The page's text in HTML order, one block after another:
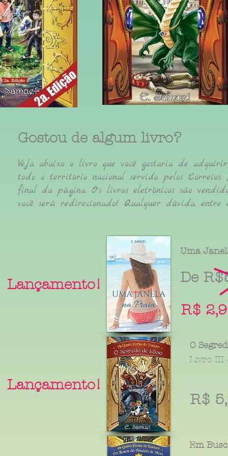
Gostou de algum livro?
Veja abaixo o livro que você gostaria de
todo o território nacional servido pelos
final da página. Os livros eletrônicos são
você será redirecionado! Qualquer dúvida, entre
Lançamento!
Uma
De
R$
Lançamento!
O
Livro III
R$
Em